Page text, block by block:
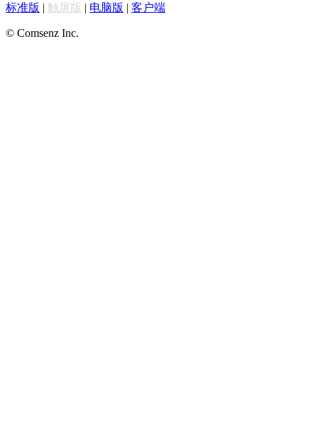
标准版 | 触屏版 | 电脑版 | 客户端
© Comsenz Inc.